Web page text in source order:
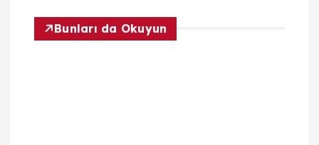
Bunları da Okuyun